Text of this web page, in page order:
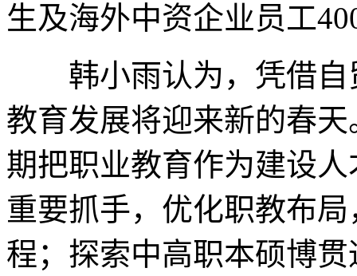
生及海外中资企业员工
韩小雨认为，凭借自
教育发展将迎来新的春
期把职业教育作为建设
重要抓手，优化职教布
程；探索中高职本硕博